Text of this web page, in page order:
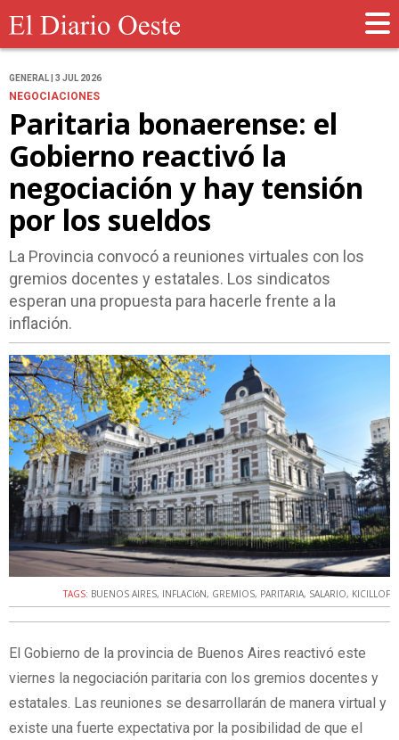
GENERAL | 3 JUL 2026
NEGOCIACIONES
Paritaria bonaerense: el
Gobierno reactivó la
negociación y hay tensión
por los sueldos
La Provincia convocó a reuniones virtuales con los
gremios docentes y estatales. Los sindicatos
esperan una propuesta para hacerle frente a la
inflación.
TAGS: BUENOS AIRES, INFLACIóN, GREMIOS, PARITARIA, SALARIO, KICILLOF
El Gobierno de la provincia de Buenos Aires reactivó este
viernes la negociación paritaria con los gremios docentes y
estatales. Las reuniones se desarrollarán de manera virtual y
existe una fuerte expectativa por la posibilidad de que el